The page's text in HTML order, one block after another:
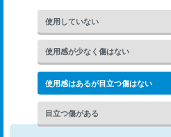
使用していない
使用感が少なく傷はない
使用感はあるが目立つ傷はない
目立つ傷がある